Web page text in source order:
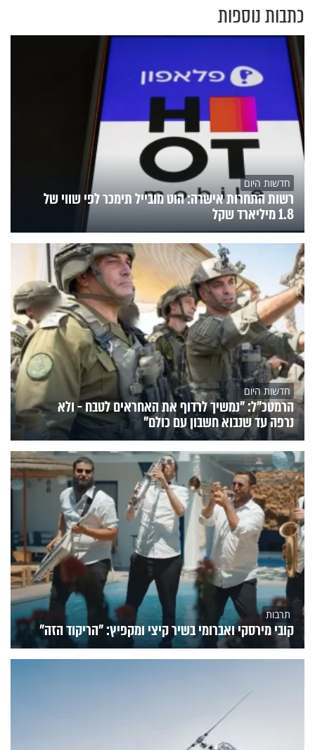
כתבות נוספות
חדשות היום
רשות התחרות אישרה: הוט מובייל תימכר לפי שווי של
1.8 מיליארד שקל
חדשות היום
הרמטכ"ל: "נמשיך לרדוף את האחראים לטבח - ולא
נרפה עד שנבוא חשבון עם כולם"
תרבות
קובי מירסקי ואברומי בשיר קיצי ומקפיץ: "הריקוד הזה"